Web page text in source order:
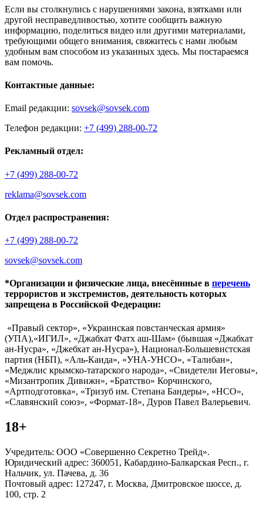
Если вы столкнулись с нарушениями закона, взятками или
другой несправедливостью, хотите сообщить важную
информацию, поделиться видео или другими материалами,
требующими общего внимания, свяжитесь с нами любым
удобным вам способом из указанных здесь. Мы постараемся
вам помочь.
Контактные данные:
Email редакции: sovsek@sovsek.com
Телефон редакции: +7 (499) 288-00-72
Рекламный отдел:
+7 (499) 288-00-72
reklama@sovsek.com
Отдел распространения:
+7 (499) 288-00-72
sovsek@sovsek.com
*Организации и физические лица, внесённные в перечень
террористов и экстремистов, деятельность которых
запрещена в Российской Федерации:
«Правый сектор», «Украинская повстанческая армия»
(УПА),«ИГИЛ», «Джабхат Фатх аш-Шам» (бывшая «Джабхат
ан-Нусра», «Джебхат ан-Нусра»), Национал-Большевистская
партия (НБП), «Аль-Каида», «УНА-УНСО», «Талибан»,
«Меджлис крымско-татарского народа», «Свидетели Иеговы»,
«Мизантропик Дивижн», «Братство» Корчинского,
«Артподготовка», «Тризуб им. Степана Бандеры», «НСО»,
«Славянский союз», «Формат-18», Дуров Павел Валерьевич.
18+
Учредитель: ООО «Совершенно Секретно Трейд».
Юридический адрес: 360051, Кабардино-Балкарская Респ., г.
Нальчик, ул. Пачева, д. 36
Почтовый адрес: 127247, г. Москва, Дмитровское шоссе, д.
100, стр. 2